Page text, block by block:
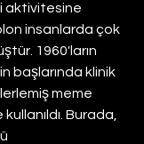
aktivitesine
insanlarda çok
1960'ların
başlarında klinik
meme
Burada,